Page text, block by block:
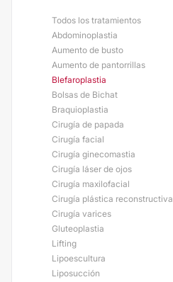
Todos los tratamientos
Abdominoplastia
Aumento de busto
Aumento de pantorrillas
Blefaroplastia
Bolsas de Bichat
Braquioplastia
Cirugía de papada
Cirugía facial
Cirugía ginecomastia
Cirugía láser de ojos
Cirugía maxilofacial
Cirugía plástica reconstructiva
Cirugía varices
Gluteoplastia
Lifting
Lipoescultura
Liposucción